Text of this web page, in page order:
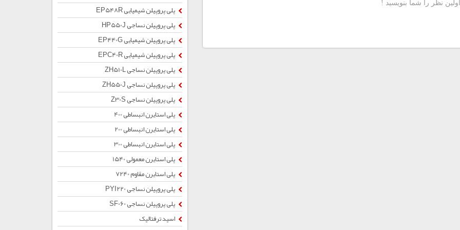
پلی پروپیلن شیمیایی EP548R
پلی پروپیلن نساجی HP550J
پلی پروپیلن شیمیایی EP440G
پلی پروپیلن شیمیایی EPC40R
پلی پروپیلن نساجی ZH510L
پلی پروپیلن نساجی ZH550J
پلی پروپیلن نساجی Z30S
پلی استایرن انبساطی 400
پلی استایرن انبساطی 200
پلی استایرن انبساطی 300
پلی استایرن معمولی 1540
پلی استایرن مقاوم 7240
پلی پروپیلن نساجی PYI220
پلی پروپیلن نساجی SF060
اسید ترفتالیک